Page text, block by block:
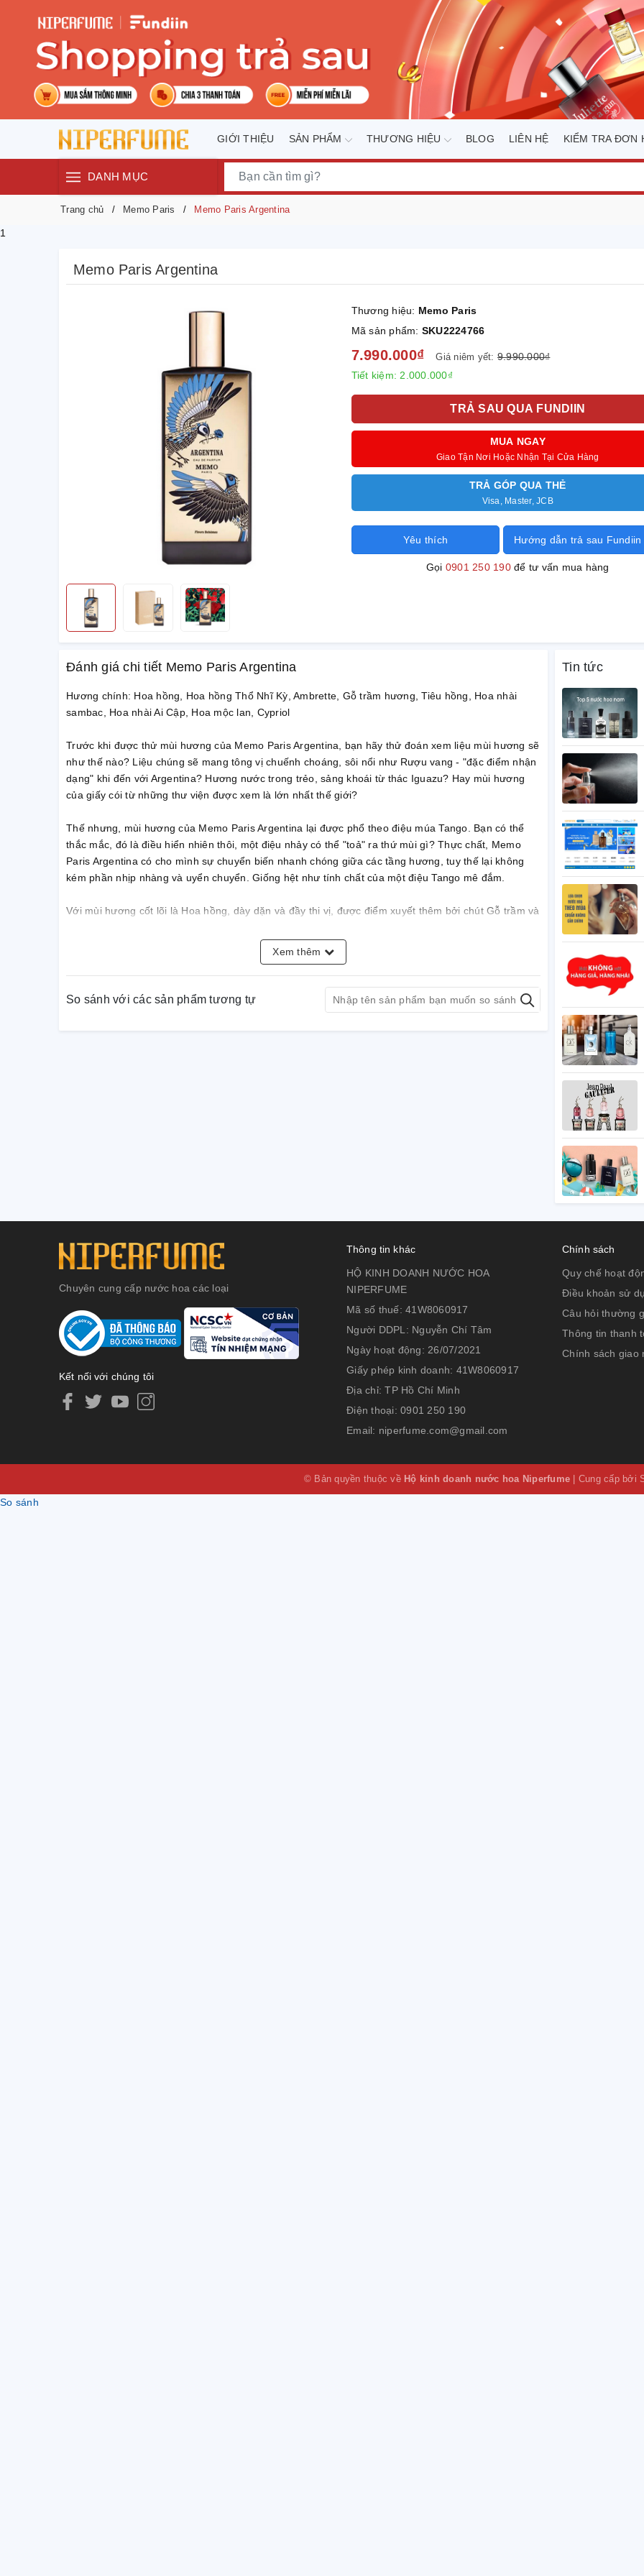
GIỚI THIỆU SẢN PHẨM THƯƠNG HIỆU BLOG LIÊN HỆ KIỂM TRA ĐƠN
DANH MỤC
Trang chủ Memo Paris Memo Paris Argentina
1
Memo Paris Argentina
Thương hiệu: Memo Paris
Mã sản phẩm: SKU2224766
7.990.000₫ Giá niêm yết: 9.990.000₫
Tiết kiệm:2.000.000₫
TRẢ SAU QUA FUNDIIN
MUA NGAY
Giao Tận Nơi Hoặc Nhận Tại Cửa Hàng
TRẢ GÓP QUA THẺ
Visa, Master, JCB
Yêu thích Hướng dẫn trả sau Fundiin
Gọi 0901 250 190để tư vấn mua hàng
Đánh giá chi tiết Memo Paris Argentina
Hương chính: Hoa hồng, Hoa hồng Thổ Nhĩ Kỳ, Ambrette, Gỗ trầm hương, Tiêu hồng, Hoa nhài
sambac, Hoa nhài Ai Cập, Hoa mộc lan, Cypriol
Trước khi được thử mùi hương của Memo Paris Argentina, bạn hãy thử đoán xem liệu mùi hương sẽ
như thế nào? Liệu chúng sẽ mang tông vị chuếnh choáng, sôi nổi như Rượu vang - "đặc điểm nhận
dạng" khi đến với Argentina? Hương nước trong trẻo, sảng khoái từ thác Iguazu? Hay mùi hương
của giấy cói từ những thư viện được xem là lớn nhất thế giới?
Thế nhưng, mùi hương của Memo Paris Argentina lại được phổ theo điệu múa Tango. Bạn có thể
thắc mắc, đó là điều hiển nhiên thôi, một điệu nhảy có thể "toả" ra thứ mùi gì? Thực chất, Memo
Paris Argentina có cho mình sự chuyển biến nhanh chóng giữa các tầng hương, tuy thế lại không
kém phần nhịp nhàng và uyển chuyển. Giống hệt như tính chất của một điệu Tango mê đắm.
Với mùi hương cốt lõi là Hoa hồng, dày dặn và đầy thi vị, được điểm xuyết thêm bởi chút Gỗ trầm và
trình mùi hương của điệu nhảy Tango ấy, Hồng vẫn ngát hương đầy mê hoặc, càng về sau lại càng
có thêm nhiều sự góp mặt của hoa, như Hoa nhài và Mộc lan. Tất cả làm nên một vũ khúc mùi
hương Memo Paris Argentina không thể rời mắt.
Xem thêm
So sánh với các sản phẩm tương tự
Tin tức
Chuyên cung cấp nước hoa các loại
Kết nối với chúng tôi
Thông tin khác
HỘ KINH DOANH NƯỚC HOA
NIPERFUME
Mã số thuế: 41W8060917
Người DDPL: Nguyễn Chí Tâm
Ngày hoạt động: 26/07/2021
Giấy phép kinh doanh: 41W8060917
Địa chỉ:TP Hồ Chí Minh
Điện thoại: 0901 250 190
Email: niperfume.com@gmail.com
Chính sách
Quy chế hoạt
Điều khoản sử
Câu hỏi thường
Thông tin thanh
Chính sách giao
© Bản quyền thuộc về Hộ kinh doanh nước hoa Niperfume Cung cấp bởi
So sánh